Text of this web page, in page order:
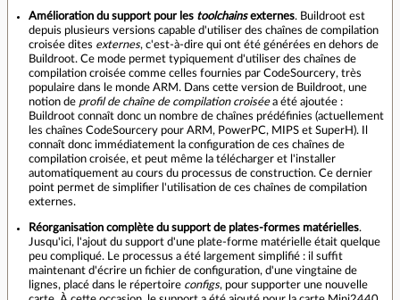
Amélioration du support pour les toolchainsexternes. Buildroot est
depuis plusieurs versions capable d'utiliser des chaînes de compilation
croisée dites externes, c'est-à-dire qui ont été générées en dehors de
Buildroot. Ce mode permet typiquement d'utiliser des chaînes de
compilation croisée comme celles fournies par CodeSourcery, très
populaire dans le monde ARM. Dans cette version de Buildroot, une
notion de profil de chaîne de compilation croiséea été ajoutée :
Buildroot connaît donc un nombre de chaînes prédéfinies (actuellement
les chaînes CodeSourcery pour ARM, PowerPC, MIPS et SuperH). Il
connaît donc immédiatement la configuration de ces chaînes de
compilation croisée, et peut même la télécharger et l'installer
automatiquement au cours du processus de construction. Ce dernier
point permet de simplifier l'utilisation de ces chaînes de compilation
externes.
Réorganisation complète du support de plates-formes matérielles.
Jusqu'ici, l'ajout du support d'une plate-forme matérielle était quelque
peu compliqué. Le processus a été largement simplifié : il suffit
maintenant d'écrire un fichier de configuration, d'une vingtaine de
lignes, placé dans le répertoire configs, pour supporter une nouvelle